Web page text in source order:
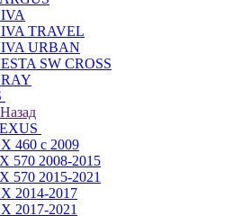
TRAVEL
URBAN
SW CROSS
Назад
460 с 2009
570 2008-2015
570 2015-2021
2014-2017
2017-2021